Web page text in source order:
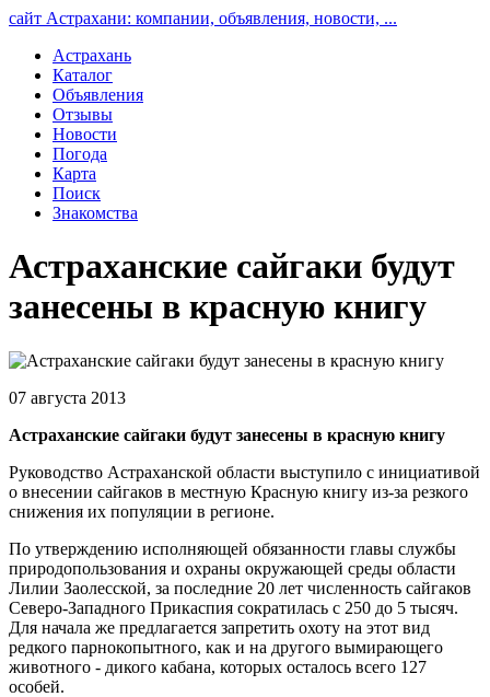
сайт Астрахани: компании, объявления, новости, ...
Астрахань
Каталог
Объявления
Отзывы
Новости
Погода
Карта
Поиск
Знакомства
Астраханские сайгаки будут
занесены в красную книгу
07 августа 2013
Астраханские сайгаки будут занесены в красную книгу
Руководство Астраханской области выступило с инициативой
о внесении сайгаков в местную Красную книгу из-за резкого
снижения их популяции в регионе.
По утверждению исполняющей обязанности главы службы
природопользования и охраны окружающей среды области
Лилии Заолесской, за последние 20 лет численность сайгаков
Северо-Западного Прикаспия сократилась с 250 до 5 тысяч.
Для начала же предлагается запретить охоту на этот вид
редкого парнокопытного, как и на другого вымирающего
животного - дикого кабана, которых осталось всего 127
особей.